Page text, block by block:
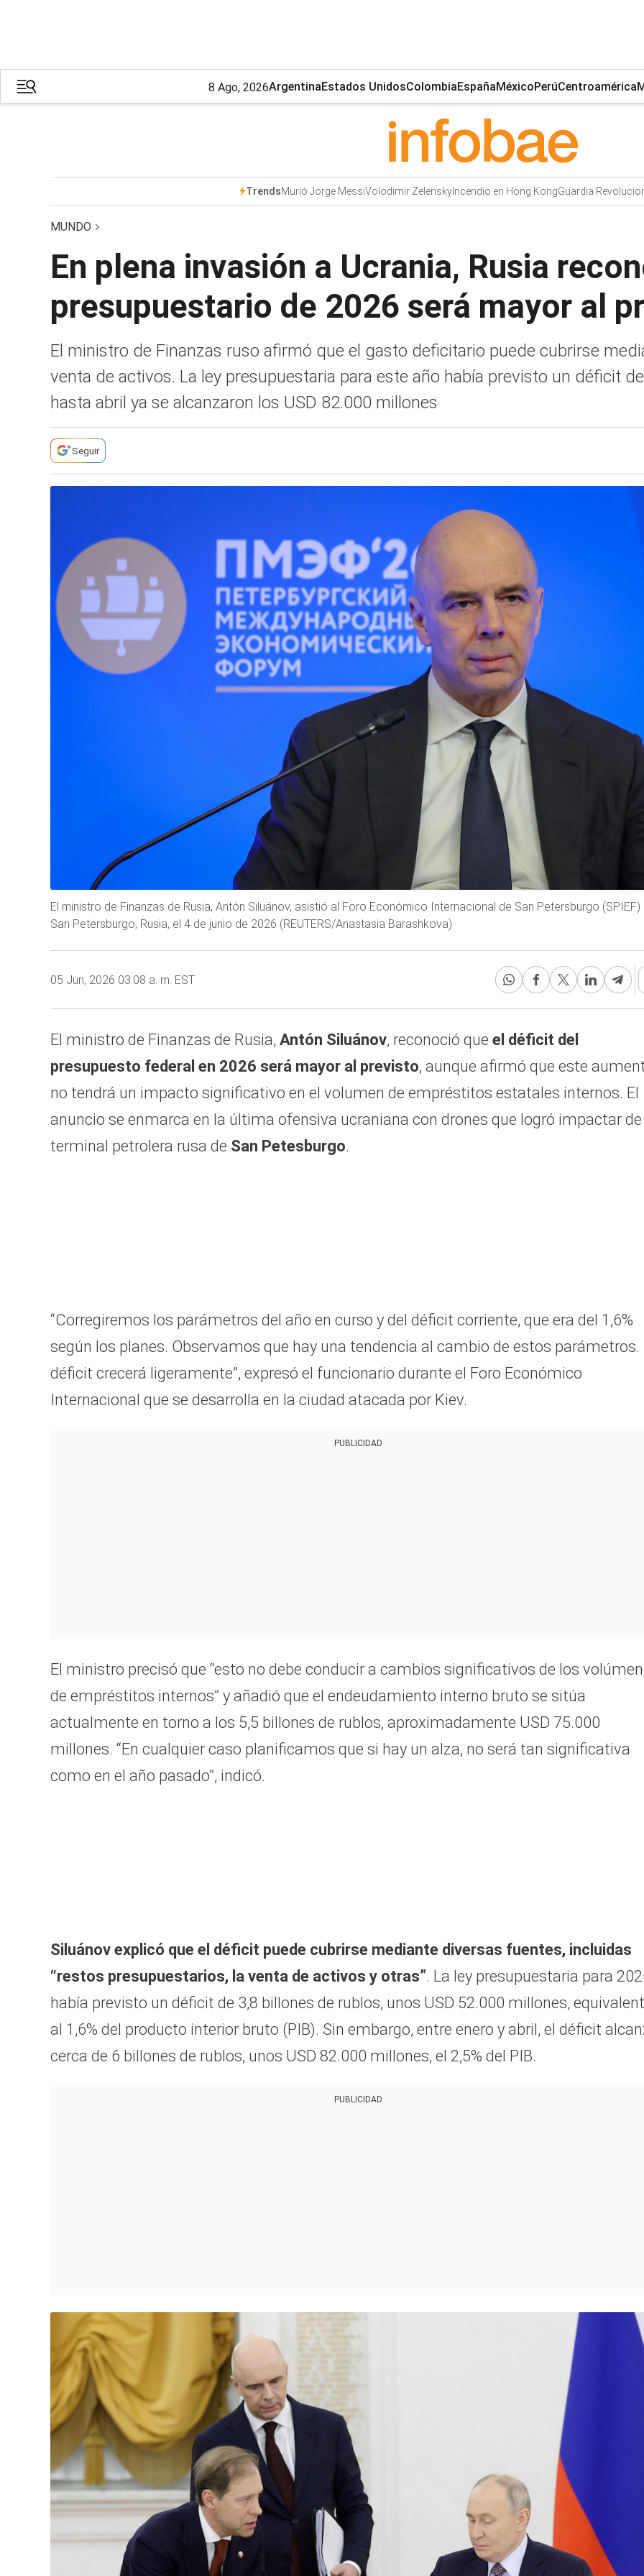
8 Ago, 2026ArgentinaEstados UnidosColombiaEspañaMéxicoPerúCentroamérica
TrendsMurió Jorge MessiVolodimir ZelenskyIncendio en Hong KongGuardia
MUNDO
En plena invasión a Ucrania, Rusia
presupuestario de 2026 será mayor al
El ministro de Finanzas ruso afirmó que el gasto deficitario puede cubrirse
venta de activos. La ley presupuestaria para este año había previsto un déficit
hasta abril ya se alcanzaron los USD 82.000 millones
Seguir
El ministro de Finanzas de Rusia, Antón Siluánov, asistió al Foro Económico Internacional de San Petersburgo (SPIEF)
San Petersburgo, Rusia, el 4 de junio de 2026 (REUTERS/Anastasia Barashkova)
05 Jun, 2026 03:08 a. m. EST
El ministro de Finanzas de Rusia, Antón Siluánov, reconoció que el déficit del
presupuesto federal en 2026 será mayor al previsto, aunque afirmó que este
no tendrá un impacto significativo en el volumen de empréstitos estatales internos. El
anuncio se enmarca en la última ofensiva ucraniana con drones que logró impactar
terminal petrolera rusa de San Petesburgo.
“Corregiremos los parámetros del año en curso y del déficit corriente, que era del 1,6%
según los planes. Observamos que hay una tendencia al cambio de estos parámetros.
déficit crecerá ligeramente”, expresó el funcionario durante el Foro Económico
Internacional que se desarrolla en la ciudad atacada por Kiev.
PUBLICIDAD
El ministro precisó que “esto no debe conducir a cambios significativos de los
de empréstitos internos” y añadió que el endeudamiento interno bruto se sitúa
actualmente en torno a los 5,5 billones de rublos, aproximadamente USD 75.000
millones. “En cualquier caso planificamos que si hay un alza, no será tan significativa
como en el año pasado”, indicó.
Siluánov explicó que el déficit puede cubrirse mediante diversas fuentes, incluidas
“restos presupuestarios, la venta de activos y otras”. La ley presupuestaria para
había previsto un déficit de 3,8 billones de rublos, unos USD 52.000 millones,
al 1,6% del producto interior bruto (PIB). Sin embargo, entre enero y abril, el déficit
cerca de 6 billones de rublos, unos USD 82.000 millones, el 2,5% del PIB.
PUBLICIDAD